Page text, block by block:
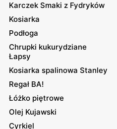
Karczek Smaki z Fydryków
Kosiarka
Podłoga
Chrupki kukurydziane
Łapsy
Kosiarka spalinowa Stanley
Regał BA!
Łóżko piętrowe
Olej Kujawski
Cyrkiel